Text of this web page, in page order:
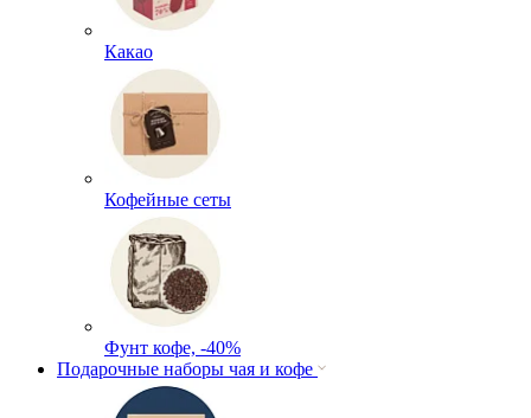
Какао
Кофейные сеты
Фунт кофе, -40%
Подарочные наборы чая и кофе